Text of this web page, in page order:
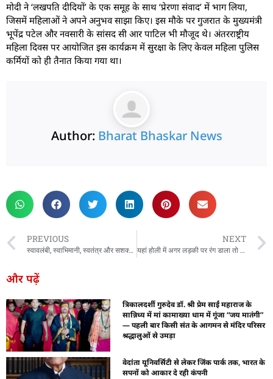
मोदी ने ‘लखपति दीदियों’ के एक समूह के साथ ‘प्रेरणा संवाद’ में भाग लिया,
जिसमें महिलाओं ने अपने अनुभव साझा किए। इस मौके पर गुजरात के मुख्यमंत्री
भूपेंद्र पटेल और नवसारी के सांसद सी आर पाटिल भी मौजूद थे। अंतरराष्ट्रीय
महिला दिवस पर आयोजित इस कार्यक्रम में सुरक्षा के लिए केवल महिला पुलिस
कर्मियों को ही तैनात किया गया था।
Author: Bharat Bhaskar News
PREVIOUS
स्वावलंबी, स्वाभिमानी, स्वतंत्र और सशक्त नारी के बल पर ही विकसित भारत का निर्माण संभव : राष्ट्रपति
NEXT
यहां होली में अगर लड़की पर रंग डाला तो करनी पड़ेगी शादी, नहीं तो मिलती है ऐसी सजा
और पढ़ें
त्रिकालदर्शी गुरुदेव डॉ. श्री प्रेम साईं महाराज के
सान्निध्य में मां कामाख्या धाम में गूंजा “जय मातंगी”
— पहली बार किसी संत के आगमन से मंदिर परिसर
श्रद्धालुओं से उमड़ा
वेदांता यूनिवर्सिटी से लेकर जिंक पार्क तक, भारत के
सपनों को आकार दे रही कंपनी